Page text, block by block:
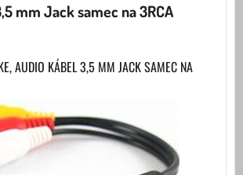
mm Jack samec na 3RCA
AUDIO KÁBEL 3,5 MM JACK SAMEC NA